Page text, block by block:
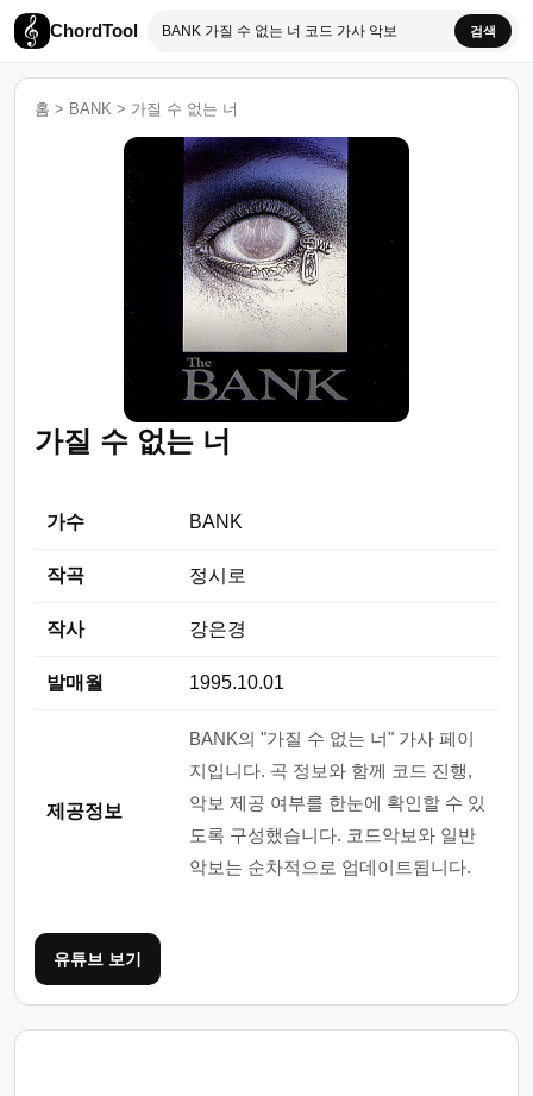
ChordTool 검색
홈 > BANK > 가질 수 없는 너
가질 수 없는 너
가수 BANK
작곡 정시로
작사 강은경
발매월 1995.10.01
제공정보
BANK의 "가질 수 없는 너" 가사 페이
지입니다. 곡 정보와 함께 코드 진행,
악보 제공 여부를 한눈에 확인할 수 있
도록 구성했습니다. 코드악보와 일반
악보는 순차적으로 업데이트됩니다.
유튜브 보기